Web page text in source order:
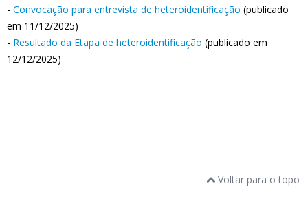
- Convocação para entrevista de heteroidentificação (publicado
em 11/12/2025)
- Resultado da Etapa de heteroidentificação (publicado em
12/12/2025)
Voltar para o topo